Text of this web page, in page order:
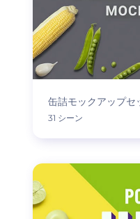
缶詰モックアップセ
31 シーン